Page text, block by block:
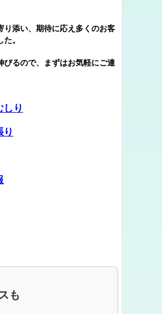
り添い、期待に応え多くのお客
。
びるので、まずはお気軽にご連
しり
り
も